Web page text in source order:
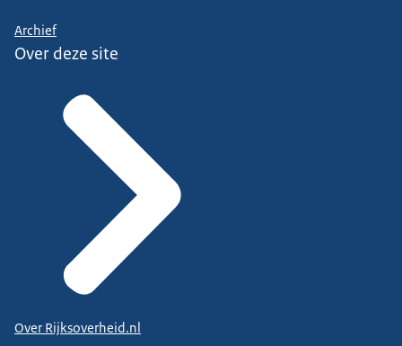
Archief
Over deze site
Over Rijksoverheid.nl